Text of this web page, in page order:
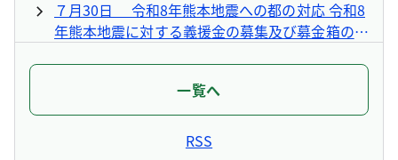
７月30日 令和8年熊本地震への都の対応 令和8
年熊本地震に対する義援金の募集及び募金箱の設
2026年7月23日
７月23日 令和8年度第3回東京都高齢者保健福
祉施策推進委員会の開催について
一覧へ
RSS